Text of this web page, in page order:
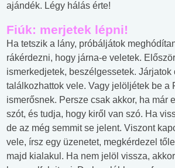
ajándék. Légy hálás érte!
Fiúk: merjetek lépni!
Ha tetszik a lány, próbáljátok
rákérdezni, hogy járna-e veletek.
ismerkedjetek, beszélgessetek. Járjatok
találkozhattok vele. Vagy jelöljétek be a
ismerősnek. Persze csak akkor, ha már
szót, és tudja, hogy kiről van szó. Ha
de az még semmit se jelent. Viszont
vele, írsz egy üzenetet, megkérdezel
majd kialakul. Ha nem jelöl vissza,